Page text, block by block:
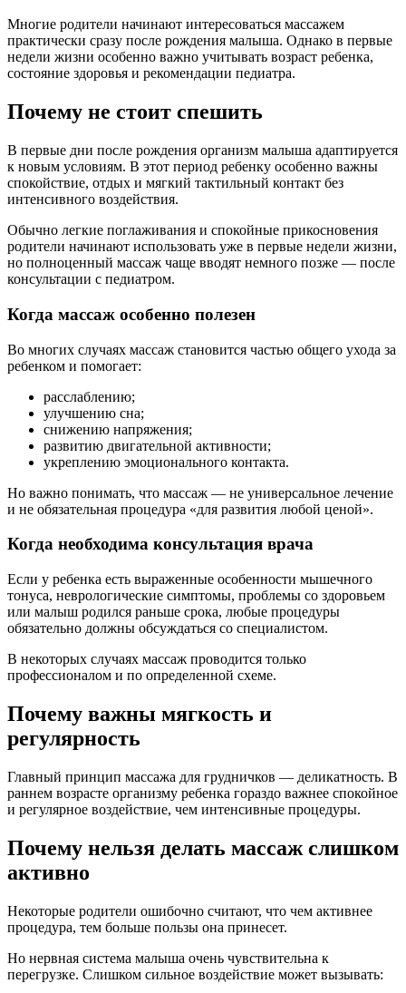
Многие родители начинают интересоваться массажем
практически сразу после рождения малыша. Однако в первые
недели жизни особенно важно учитывать возраст ребенка,
состояние здоровья и рекомендации педиатра.
Почему не стоит спешить
В первые дни после рождения организм малыша адаптируется
к новым условиям. В этот период ребенку особенно важны
спокойствие, отдых и мягкий тактильный контакт без
интенсивного воздействия.
Обычно легкие поглаживания и спокойные прикосновения
родители начинают использовать уже в первые недели жизни,
но полноценный массаж чаще вводят немного позже — после
консультации с педиатром.
Когда массаж особенно полезен
Во многих случаях массаж становится частью общего ухода за
ребенком и помогает:
расслаблению;
улучшению сна;
снижению напряжения;
развитию двигательной активности;
укреплению эмоционального контакта.
Но важно понимать, что массаж — не универсальное лечение
и не обязательная процедура «для развития любой ценой».
Когда необходима консультация врача
Если у ребенка есть выраженные особенности мышечного
тонуса, неврологические симптомы, проблемы со здоровьем
или малыш родился раньше срока, любые процедуры
обязательно должны обсуждаться со специалистом.
В некоторых случаях массаж проводится только
профессионалом и по определенной схеме.
Почему важны мягкость и
регулярность
Главный принцип массажа для грудничков — деликатность. В
раннем возрасте организму ребенка гораздо важнее спокойное
и регулярное воздействие, чем интенсивные процедуры.
Почему нельзя делать массаж слишком
активно
Некоторые родители ошибочно считают, что чем активнее
процедура, тем больше пользы она принесет.
Но нервная система малыша очень чувствительна к
перегрузке. Слишком сильное воздействие может вызывать: